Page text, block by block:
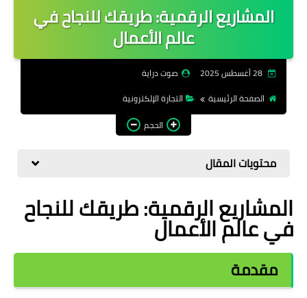
التسويق الرقمي
الإنتاجية وتطوير الذات
الرقمية
المشاريع الرقمية: طريقك للنجاح في
عالم الأعمال
28 أغسطس 2025
صوت دراية
الصفحة الرئيسية
التجارة الإلكترونية
الحجم
محتويات المقال
المشاريع الرقمية: طريقك للنجاح
في عالم الأعمال
مقدمة